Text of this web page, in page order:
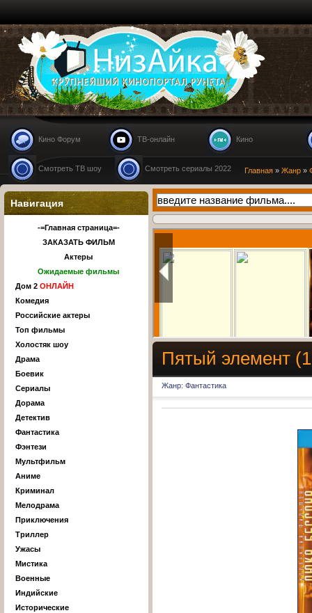
Nizaika.ru
Кино Форум ТВ-онлайн Кино
Смотреть ТВ шоу Смотреть сериалы 2022 Главная » Жанр »
Пятый элемент
Жанр: Фантастика
Навигация
-=Главная страница=-
ЗАКАЗАТЬ ФИЛЬМ
Актеры
Ожидаемые фильмы
Дом 2 ОНЛАЙН
Комедия
Российские актеры
Топ фильмы
Холостяк шоу
Драма
Боевик
Сериалы
Дорама
Детектив
Фантастика
Фэнтези
Мультфильм
Аниме
Криминал
Мелодрама
Приключения
Триллер
Ужасы
Мистика
Военные
Индийские
Исторические